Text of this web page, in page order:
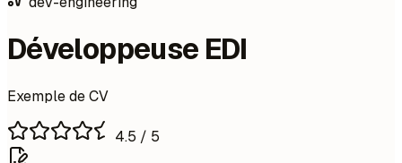
Développeuse EDI
Exemple de CV
4.5 / 5